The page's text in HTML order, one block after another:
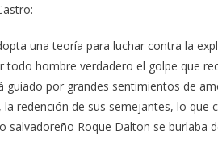
una teoría para luchar contra la
todo hombre verdadero el golpe que
por grandes sentimientos de
redención de sus semejantes, lo
Ro­que Dalton se burlaba